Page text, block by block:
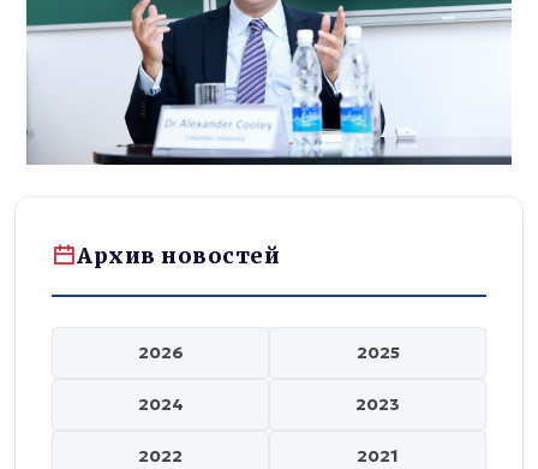
Архив новостей
2026 2025
2024 2023
2022 2021